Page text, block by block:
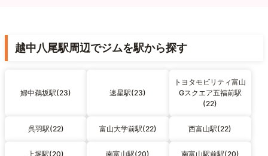
越中八尾駅周辺でジムを駅から探す
婦中鵜坂駅(23) 速星駅(23)
トヨタモビリティ富山
Gスクエア五福前駅
(22)
呉羽駅(22) 富山大学前駅(22) 西富山駅(22)
上堀駅(20) 南富山駅(20) 南富山駅前駅(20)